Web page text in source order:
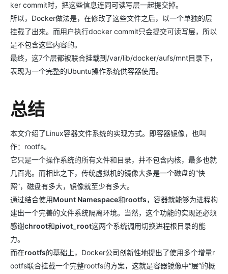
ker commit时，把这些信息连同可读写层一起提交掉。
所以，Docker做法是，在修改了这些文件之后，以一个单独的层
挂载了出来。而用户执行docker commit只会提交可读写层，所以
是不包含这些内容的。
最终，这7个层都被联合挂载到/var/lib/docker/aufs/mnt目录下，
表现为一个完整的Ubuntu操作系统供容器使用。
总结
本文介绍了Linux容器文件系统的实现方式。即容器镜像，也叫
作：rootfs。
它只是一个操作系统的所有文件和目录，并不包含内核，最多也就
几百兆。而相比之下，传统虚拟机的镜像大多是一个磁盘的“快
照”，磁盘有多大，镜像就至少有多大。
通过结合使用Mount Namespace和rootfs，容器就能够为进程构
建出一个完善的文件系统隔离环境。当然，这个功能的实现还必须
感谢chroot和pivot_root这两个系统调用切换进程根目录的能
力。
而在rootfs的基础上，Docker公司创新性地提出了使用多个增量r
ootfs联合挂载一个完整rootfs的方案，这就是容器镜像中“层”的概